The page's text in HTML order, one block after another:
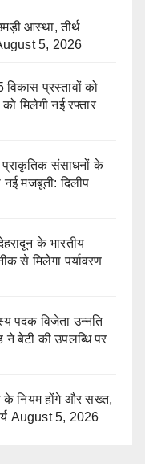
आस्था, तीर्थ
5, 2026
प्रस्तावों को
मिलेगी नई रफ्तार
प्राकृतिक संसाधनों के
मजबूती: दिलीप
के भारतीय
से मिलेगा पर्यावरण
पदक विजेता उन्नति
ने बेटी की उपलब्धि पर
नियम होंगे और सख्त,
August 5, 2026